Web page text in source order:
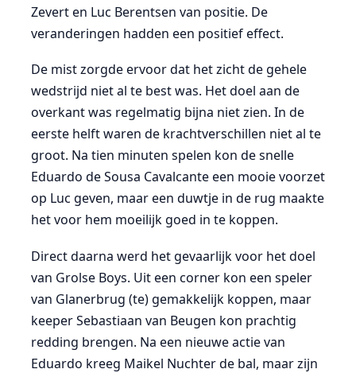
Zevert en Luc Berentsen van positie. De
veranderingen hadden een positief effect.
De mist zorgde ervoor dat het zicht de gehele
wedstrijd niet al te best was. Het doel aan de
overkant was regelmatig bijna niet zien. In de
eerste helft waren de krachtverschillen niet al te
groot. Na tien minuten spelen kon de snelle
Eduardo de Sousa Cavalcante een mooie voorzet
op Luc geven, maar een duwtje in de rug maakte
het voor hem moeilijk goed in te koppen.
Direct daarna werd het gevaarlijk voor het doel
van Grolse Boys. Uit een corner kon een speler
van Glanerbrug (te) gemakkelijk koppen, maar
keeper Sebastiaan van Beugen kon prachtig
redding brengen. Na een nieuwe actie van
Eduardo kreeg Maikel Nuchter de bal, maar zijn